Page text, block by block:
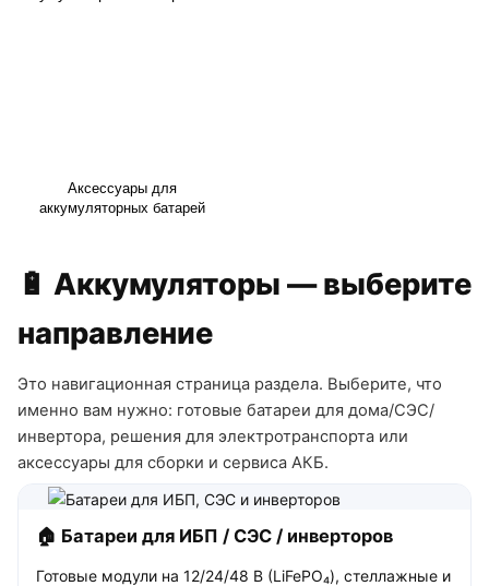
🔋 Аккумуляторы — выберите
направление
Это навигационная страница раздела. Выберите, что
именно вам нужно: готовые батареи для дома/СЭС/
инвертора, решения для электротранспорта или
аксессуары для сборки и сервиса АКБ.
🏠 Батареи для ИБП / СЭС / инверторов
Готовые модули на 12/24/48 В (LiFePO₄), стеллажные и
Аксессуары для
аккумуляторных батарей